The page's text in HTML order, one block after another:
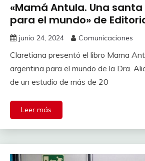
«Mamá Antula. Una
para el mundo» de
junio 24, 2024 Comunicaciones
Claretiana presentó el libro Mama
argentina para el mundo de la Dra.
de un estudio de más de 20
Leer más